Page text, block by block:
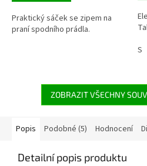
Praktický sáček se zipem na
praní spodního prádla.
S
ZOBRAZIT VŠECHNY
Popis Podobné (5) Hodnocení
Detailní popis produktu